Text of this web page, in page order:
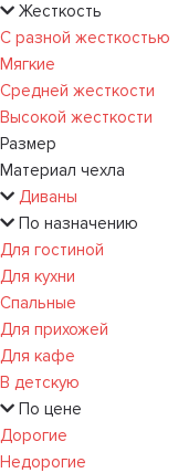
Жесткость
С разной жесткостью
Мягкие
Средней жесткости
Высокой жесткости
Размер
Материал чехла
Диваны
По назначению
Для гостиной
Для кухни
Спальные
Для прихожей
Для кафе
В детскую
По цене
Дорогие
Недорогие